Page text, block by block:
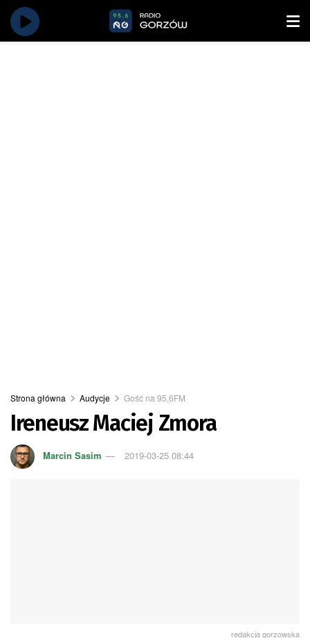
Strona główna Audycje Gość na 95,6FM
Ireneusz Maciej Zmora
Marcin Sasim 2019-03-25 08:44
redakcja gorzowska